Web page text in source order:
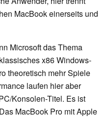
MacBook einerseits und
Microsoft das Thema
x86 Windows-
theoretisch mehr Spiele
laufen hier aber
Konsolen-Titel. Es ist
MacBook Pro mit Apple